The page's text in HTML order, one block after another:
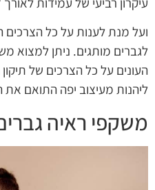
ועל מנת לענות על כל הצרכים
לגברים מותגים. ניתן למצוא
העונים על כל הצרכים של
ליהנות מעיצוב יפה התואם את
משקפי ראיה